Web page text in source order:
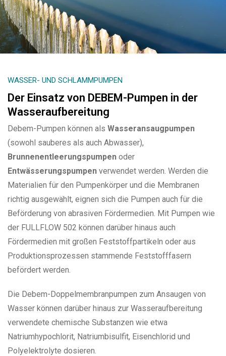
WASSER- UND SCHLAMMPUMPEN
Der Einsatz von DEBEM-Pumpen in der
Wasseraufbereitung
Debem-Pumpen können als Wasseransaugpumpen
(sowohl sauberes als auch Abwasser),
Brunnenentleerungspumpen oder
Entwässerungspumpen verwendet werden. Werden die
Materialien für den Pumpenkörper und die Membranen
richtig ausgewählt, eignen sich die Pumpen auch für die
Beförderung von abrasiven Fördermedien. Mit Pumpen wie
der FULLFLOW 502 können darüber hinaus auch
Fördermedien mit großen Feststoffpartikeln oder aus
Produktionsprozessen stammende Feststofffasern
befördert werden.
Die Debem-Doppelmembranpumpen zum Ansaugen von
Wasser können darüber hinaus zur Wasseraufbereitung
verwendete chemische Substanzen wie etwa
Natriumhypochlorit, Natriumbisulfit, Eisenchlorid und
Polyelektrolyte dosieren.